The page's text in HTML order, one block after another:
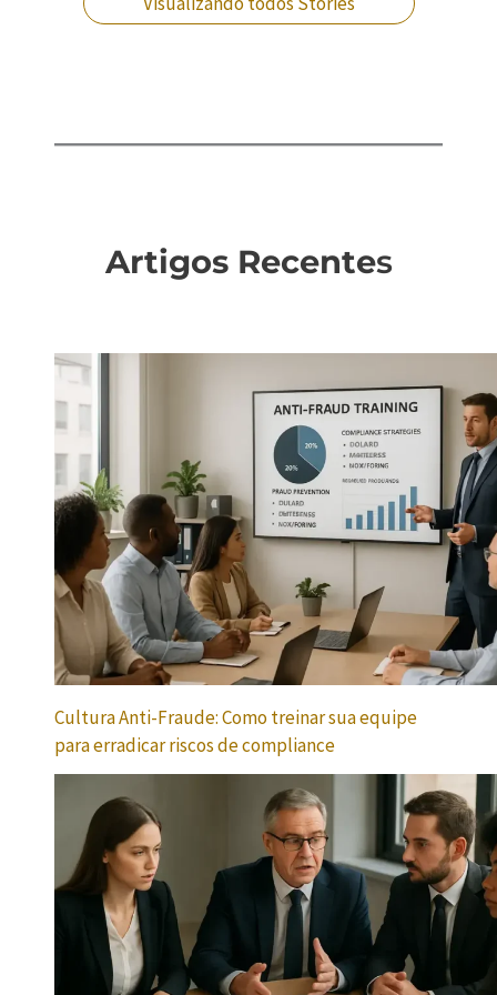
Artigos Recentes
Cultura Anti-Fraude: Como treinar sua equipe
para erradicar riscos de compliance